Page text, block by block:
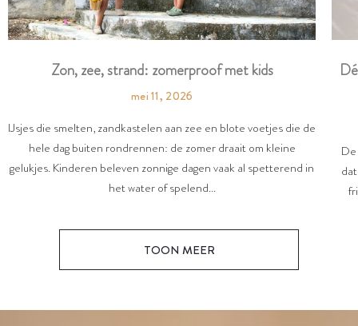
Zon, zee, strand: zomerproof met kids
mei 11, 2026
IJsjes die smelten, zandkastelen aan zee en blote voetjes die de
hele dag buiten rondrennen: de zomer draait om kleine
gelukjes. Kinderen beleven zonnige dagen vaak al spetterend in
het water of spelend...
TOON MEER